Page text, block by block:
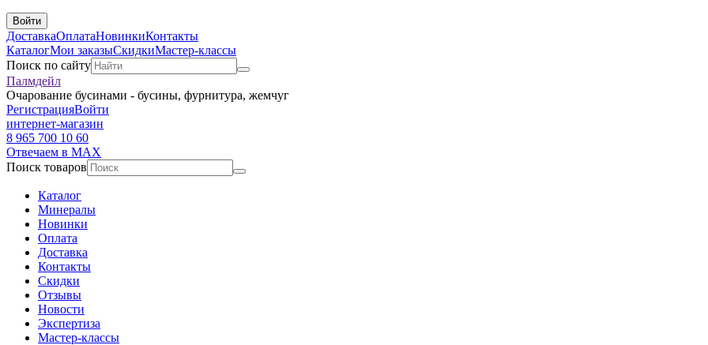
Войти
ДоставкаОплатаНовинкиКонтакты
КаталогМои заказыСкидкиМастер-классы
Поиск по сайту
Палмдейл
Очарование бусинами - бусины, фурнитура, жемчуг
РегистрацияВойти
интернет-магазин
8 965 700 10 60
Отвечаем в MAX
Поиск товаров
Каталог
Минералы
Новинки
Оплата
Доставка
Контакты
Скидки
Отзывы
Новости
Экспертиза
Мастер-классы